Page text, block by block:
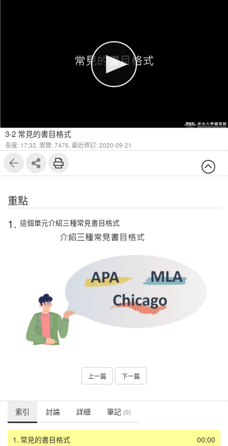
3-2 常見的書目格式
長度: 17:32, 瀏覽: 7476, 最近修訂: 2020-09-21
重點
1. 這個單元介紹三種常見書目格式
上一篇 下一篇
索引 討論 詳細 筆記 (0)
00:00
1. 常見的書目格式